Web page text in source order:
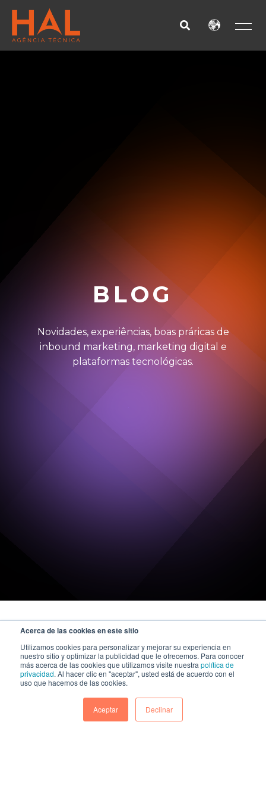
Acerca de las cookies en este sitio
Utilizamos cookies para personalizar y mejorar su experiencia en
nuestro sitio y optimizar la publicidad que le ofrecemos. Para conocer
más acerca de las cookies que utilizamos visite nuestra política de
privacidad. Al hacer clic en "aceptar", usted está de acuerdo con el
uso que hacemos de las cookies.
Aceptar Declinar
BLOG
Novidades, experiências, boas práricas de
inbound marketing, marketing digital e
plataformas tecnológicas.